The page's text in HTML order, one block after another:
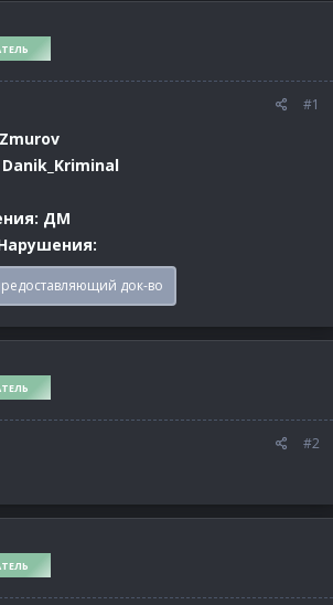
#1
ДМ
док-во
#2